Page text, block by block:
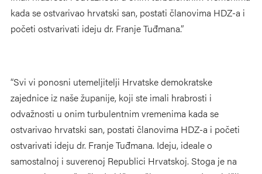
kada se ostvarivao hrvatski san, postati članovima HDZ-a i
početi ostvarivati ideju dr. Franje Tuđmana.”
“Svi vi ponosni utemeljitelji Hrvatske demokratske
zajednice iz naše županije, koji ste imali hrabrosti i
odvažnosti u onim turbulentnim vremenima kada se
ostvarivao hrvatski san, postati članovima HDZ-a i početi
ostvarivati ideju dr. Franje Tuđmana. Ideju, ideale o
samostalnoj i suverenoj Republici Hrvatskoj. Stoga je na